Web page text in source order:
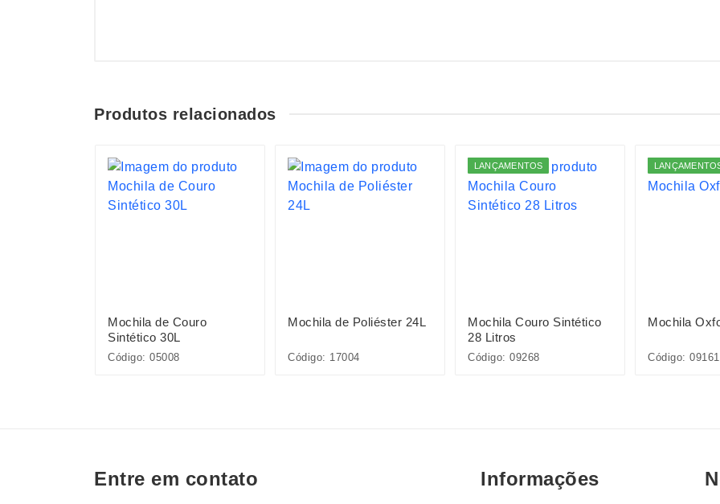
Produtos relacionados
Mochila de Couro
Sintético 30L
Código: 05008
Mochila de Poliéster 24L
Código: 17004
LANÇAMENTOS
Mochila Couro Sintético
28 Litros
Código: 09268
Mochila
Código: 09161
Entre em contato Informações